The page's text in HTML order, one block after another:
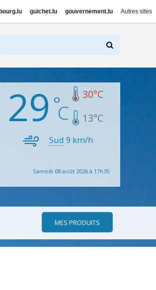
guichet.lu gouvernement.lu Autres sites
29 30°C
13°C
Sud 9 km/h
Samedi 08 août 2026 à 17h35
MES PRODUITS